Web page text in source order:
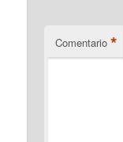
Comentario *